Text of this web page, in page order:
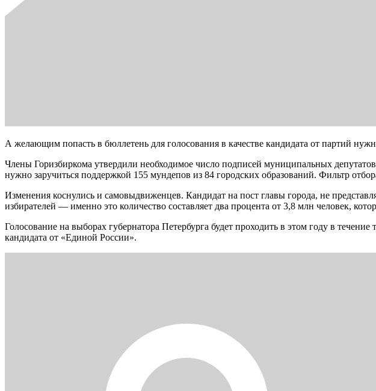
А желающим попасть в бюллетень для голосования в качестве кандидата от партий
Члены Горизбиркома утвердили необходимое число подписей муниципальных
нужно заручиться поддержкой 155 мундепов из 84 городских образований. Фильтр
Изменения коснулись и самовыдвиженцев. Кандидат на пост главы города, не
избирателей — именно это количество составляет два процента от 3,8 млн человек,
Голосование на выборах губернатора Петербурга будет проходить в этом году в
кандидата от «Единой России».